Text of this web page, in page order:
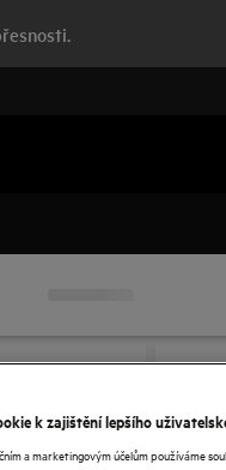
k zajištění lepšího
a marketingovým účelům používáme